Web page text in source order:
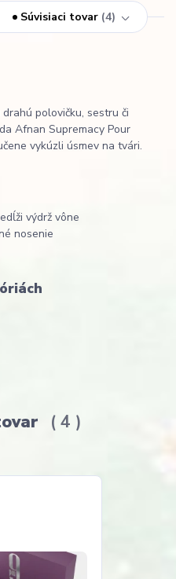
Súvisiaci tovar 4
polovičku, sestru či
Afnan Supremacy Pour
vykúzli úsmev na tvári.
výdrž vône
nosenie
4